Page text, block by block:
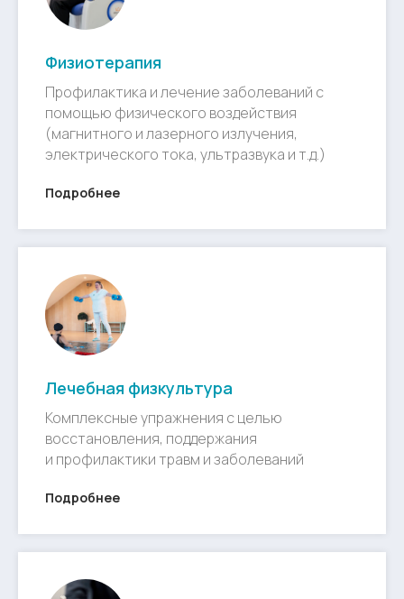
Физиотерапия
Профилактика и лечение заболеваний с
помощью физического воздействия
(магнитного и лазерного излучения,
электрического тока, ультразвука и т.д.)
Подробнее
Лечебная физкультура
Комплексные упражнения с целью
восстановления, поддержания
и профилактики травм и заболеваний
Подробнее